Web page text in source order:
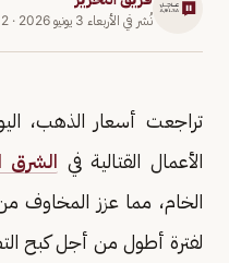
نُشر في الأربعاء 3 يونيو 2026 ·
تراجعت أسعار الذهب،
الأعمال القتالية في الشرق
الخام، مما عزز ​المخاوف
لفترة أطول من ‌أجل كبح